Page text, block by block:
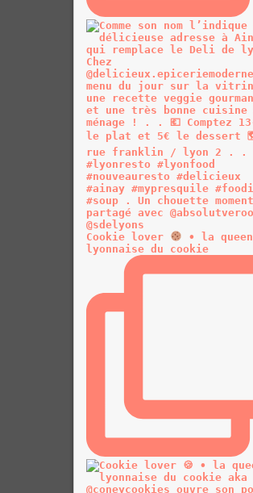
Cookie lover
• la queen
lyonnaise du cookie